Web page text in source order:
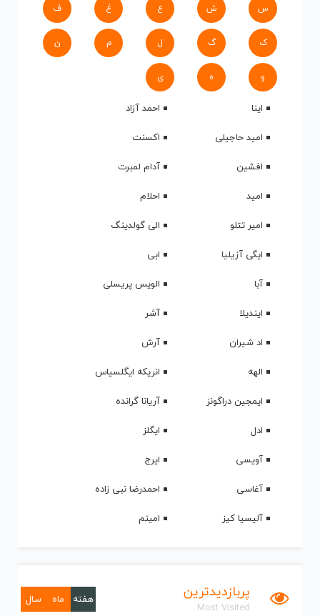
س ش ع غ ف
ک گ ل م ن
و ه ی
اینا
احمد آزاد
امید حاجیلی
اکسنت
افشین
آدام لمبرت
امید
احلام
امیر تتلو
الی گولدینگ
ایگی آزیلیا
ابی
آبا
الویس پریسلی
ایندیلا
آشر
اد شیران
آرش
الهه
انریکه ایگلسیاس
ایمجین دراگونز
آریانا گرانده
ادل
ایگلز
آویسی
ایرج
آغاسی
احمدرضا نبی زاده
آلیسیا کیز
امینم
پربازدیدترین
Most Visited
هفته ماه سال